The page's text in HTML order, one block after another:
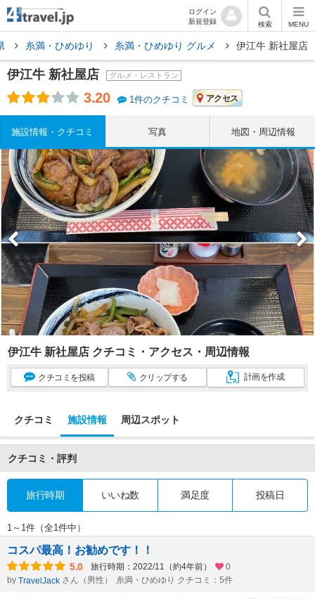
ログイン
新規登録
検索 MENU
糸満・ひめゆり 糸満・ひめゆり グルメ 伊江牛 新社屋店
伊江牛 新社屋店 グルメ・レストラン
3.20 1件のクチコミ アクセス
施設情報・クチコミ 写真 地図・周辺情報
伊江牛 新社屋店 クチコミ・アクセス・周辺情報
クチコミ を投稿 クリップする 計画を作成
クチコミ 施設情報 周辺スポット
クチコミ・評判
旅行時期 いいね数 満足度 投稿日
1～1件（全1件中）
コスパ最高！お勧めです！！
5.0 旅行時期：2022/11（約4年前）
0
by TravelJack さん（男性） 糸満・ひめゆり クチコミ：5件